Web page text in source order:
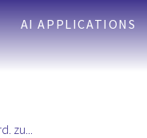
AI APPLICATIONS
zu...